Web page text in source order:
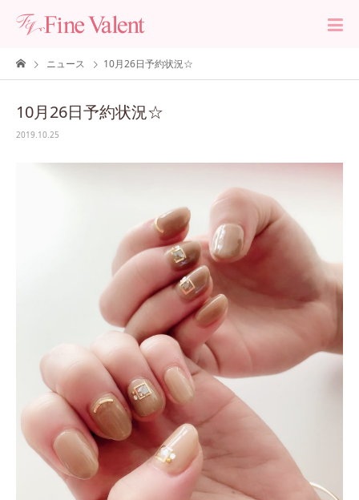
ニュース 10月26日予約状況☆
10月26日予約状況☆
2019.10.25